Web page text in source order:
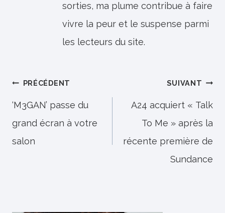
sorties, ma plume contribue à faire
vivre la peur et le suspense parmi
les lecteurs du site.
Navigation
de
l’article
PRÉCÉDENT
‘M3GAN’ passe du
grand écran à votre
salon
SUIVANT
A24 acquiert « Talk
To Me » après la
récente première de
Sundance